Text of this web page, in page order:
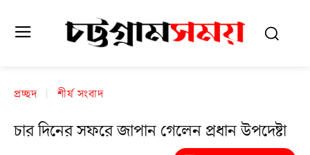
প্রচ্ছদ শীর্ষ সংবাদ
চার দিনের সফরে জাপান গেলেন প্রধান উপদেষ্টা